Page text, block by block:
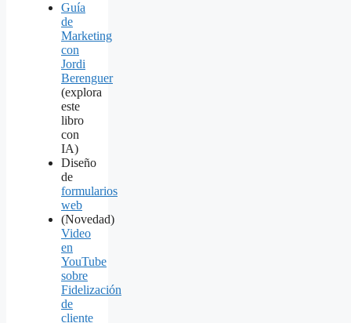
Guía
de
Marketing
con
Jordi
Berenguer
(explora
este
libro
con
IA)
Diseño
de
formularios
web
(Novedad)
Video
en
YouTube
sobre
Fidelización
de
cliente